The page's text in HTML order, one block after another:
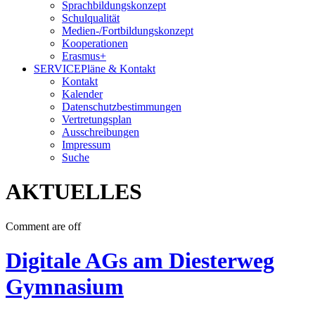
Sprachbildungskonzept
Schulqualität
Medien-/Fortbildungskonzept
Kooperationen
Erasmus+
SERVICEPläne & Kontakt
Kontakt
Kalender
Datenschutzbestimmungen
Vertretungsplan
Ausschreibungen
Impressum
Suche
AKTUELLES
Comment are off
Digitale AGs am Diesterweg
Gymnasium